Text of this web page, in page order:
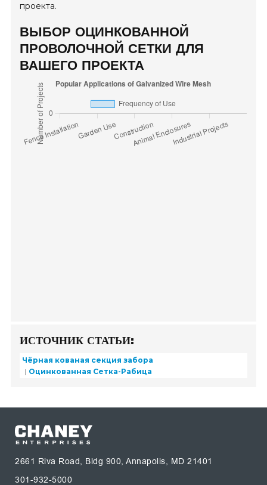
проекта.
ВЫБОР ОЦИНКОВАННОЙ
ПРОВОЛОЧНОЙ СЕТКИ ДЛЯ
ВАШЕГО ПРОЕКТА
ИСТОЧНИК СТАТЬИ:
Чёрная кованая секция забора
Оцинкованная Сетка-Рабица
2661 Riva Road, Bldg 900, Annapolis, MD 21401
301-932-5000